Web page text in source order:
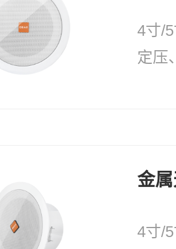
4寸/
定压
金
4寸/